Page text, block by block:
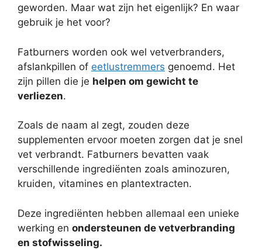
geworden. Maar wat zijn het eigenlijk? En waar
gebruik je het voor?
Fatburners worden ook wel vetverbranders,
afslankpillen of eetlustremmers genoemd. Het
zijn pillen die je helpen om gewicht te
verliezen.
Zoals de naam al zegt, zouden deze
supplementen ervoor moeten zorgen dat je snel
vet verbrandt. Fatburners bevatten vaak
verschillende ingrediënten zoals aminozuren,
kruiden, vitamines en plantextracten.
Deze ingrediënten hebben allemaal een unieke
werking en ondersteunen de vetverbranding
en stofwisseling.